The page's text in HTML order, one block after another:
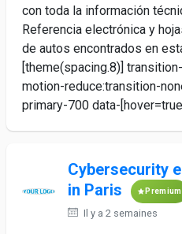
con toda la información
Referencia electrónica y
de autos encontrados en
[theme(spacing.8)]
motion-reduce:transition-
primary-700 data-
Cybersecurity
in Paris
Premium
Il y a 2 semaines